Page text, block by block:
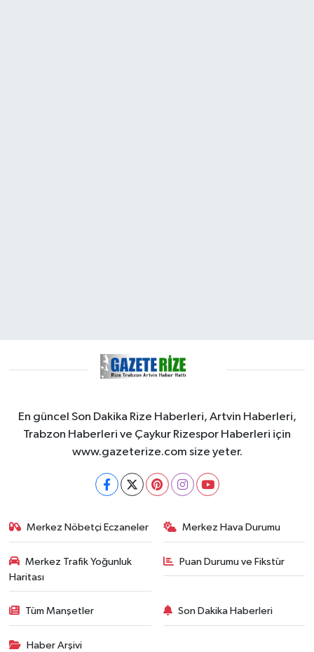
En güncel Son Dakika Rize Haberleri, Artvin Haberleri,
Trabzon Haberleri ve Çaykur Rizespor Haberleri için
www.gazeterize.com size yeter.
Merkez Nöbetçi Eczaneler Merkez Hava Durumu
Merkez Trafik Yoğunluk
Haritası
Puan Durumu ve Fikstür
Tüm Manşetler Son Dakika Haberleri
Haber Arşivi